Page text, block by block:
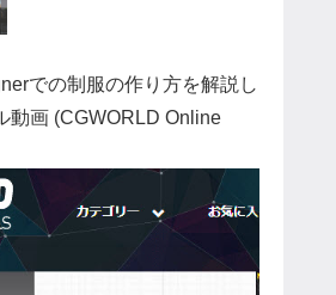
での制服の作り方を解説し
動画 (CGWORLD Online